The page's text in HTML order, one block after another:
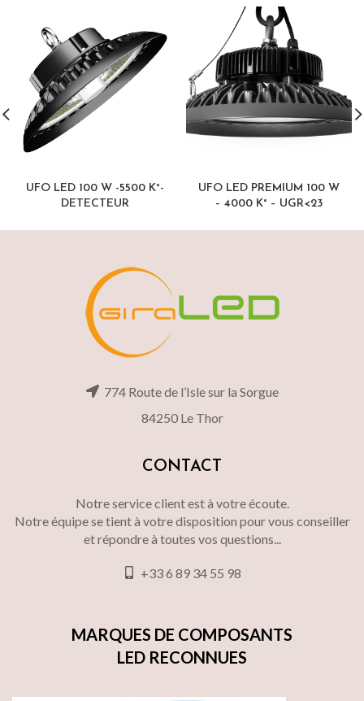
UFO LED 100 W -5500 K°-
DETECTEUR
UFO LED PREMIUM 100 W
– 4000 K° – UGR<23
774 Route de l’Isle sur la Sorgue
84250 Le Thor
CONTACT
Notre service client est à votre écoute.
Notre équipe se tient à votre disposition pour vous conseiller
et répondre à toutes vos questions...
+33 6 89 34 55 98
MARQUES DE COMPOSANTS
LED RECONNUES